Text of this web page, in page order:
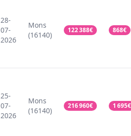
28-
07-
2026
Mons
(16140)
122 388€ 868€
25-
07-
2026
Mons
(16140)
216 960€ 1 695€